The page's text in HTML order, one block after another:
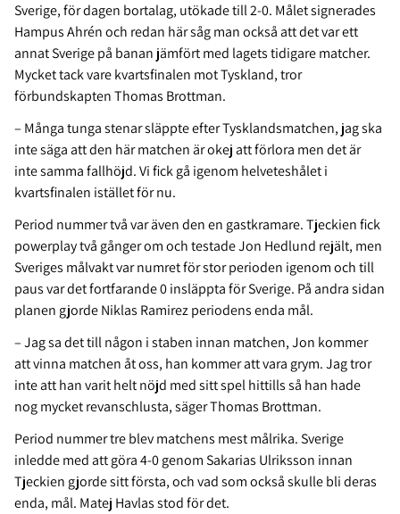
Sverige, för dagen bortalag, utökade till 2-0. Målet signerades
Hampus Ahrén och redan här såg man också att det var ett
annat Sverige på banan jämfört med lagets tidigare matcher.
Mycket tack vare kvartsfinalen mot Tyskland, tror
förbundskapten Thomas Brottman.
– Många tunga stenar släppte efter Tysklandsmatchen, jag ska
inte säga att den här matchen är okej att förlora men det är
inte samma fallhöjd. Vi fick gå igenom helveteshålet i
kvartsfinalen istället för nu.
Period nummer två var även den en gastkramare. Tjeckien fick
powerplay två gånger om och testade Jon Hedlund rejält, men
Sveriges målvakt var numret för stor perioden igenom och till
paus var det fortfarande 0 insläppta för Sverige. På andra sidan
planen gjorde Niklas Ramirez periodens enda mål.
– Jag sa det till någon i staben innan matchen, Jon kommer
att vinna matchen åt oss, han kommer att vara grym. Jag tror
inte att han varit helt nöjd med sitt spel hittills så han hade
nog mycket revanschlusta, säger Thomas Brottman.
Period nummer tre blev matchens mest målrika. Sverige
inledde med att göra 4-0 genom Sakarias Ulriksson innan
Tjeckien gjorde sitt första, och vad som också skulle bli deras
enda, mål. Matej Havlas stod för det.